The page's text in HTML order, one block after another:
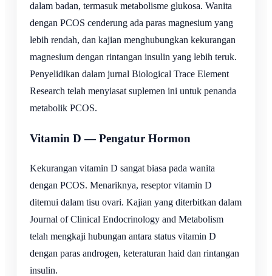
dalam badan, termasuk metabolisme glukosa. Wanita
dengan PCOS cenderung ada paras magnesium yang
lebih rendah, dan kajian menghubungkan kekurangan
magnesium dengan rintangan insulin yang lebih teruk.
Penyelidikan dalam jurnal Biological Trace Element
Research telah menyiasat suplemen ini untuk penanda
metabolik PCOS.
Vitamin D — Pengatur Hormon
Kekurangan vitamin D sangat biasa pada wanita
dengan PCOS. Menariknya, reseptor vitamin D
ditemui dalam tisu ovari. Kajian yang diterbitkan dalam
Journal of Clinical Endocrinology and Metabolism
telah mengkaji hubungan antara status vitamin D
dengan paras androgen, keteraturan haid dan rintangan
insulin.